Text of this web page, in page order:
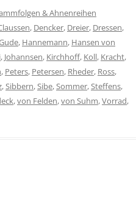
& Ahnenreihen
, Dencker, Dreier, Dressen,
, Hannemann, Hansen von
, Johannsen, Kirchhoff, Koll, Kracht,
, Peters, Petersen, Rheder, Ross,
,Sibbern,Sibe,Sommer,Steffens,
,von Felden,von Suhm,Vorrad,